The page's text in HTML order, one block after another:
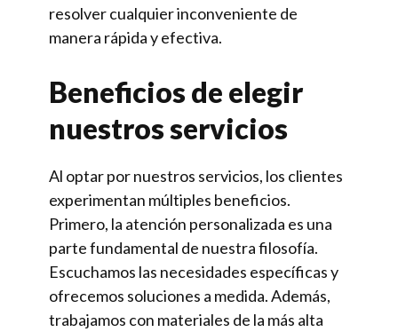
resolver cualquier inconveniente de
manera rápida y efectiva.
Beneficios de elegir
nuestros servicios
Al optar por nuestros servicios, los clientes
experimentan múltiples beneficios.
Primero, la atención personalizada es una
parte fundamental de nuestra filosofía.
Escuchamos las necesidades específicas y
ofrecemos soluciones a medida. Además,
trabajamos con materiales de la más alta